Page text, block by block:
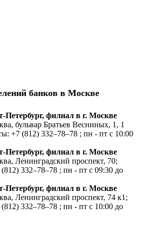
банков в Москве
Петербург, филиал в г. Москве
бульвар Братьев Весниных, 1, 1
+7 (812) 332‒78‒78 ; пн - пт с 10:00
Петербург, филиал в г. Москве
Ленинградский проспект, 70;
332‒78‒78 ; пн - пт с 09:30 до
Петербург, филиал в г. Москве
Ленинградский проспект, 74 к1;
332‒78‒78 ; пн - пт с 10:00 до